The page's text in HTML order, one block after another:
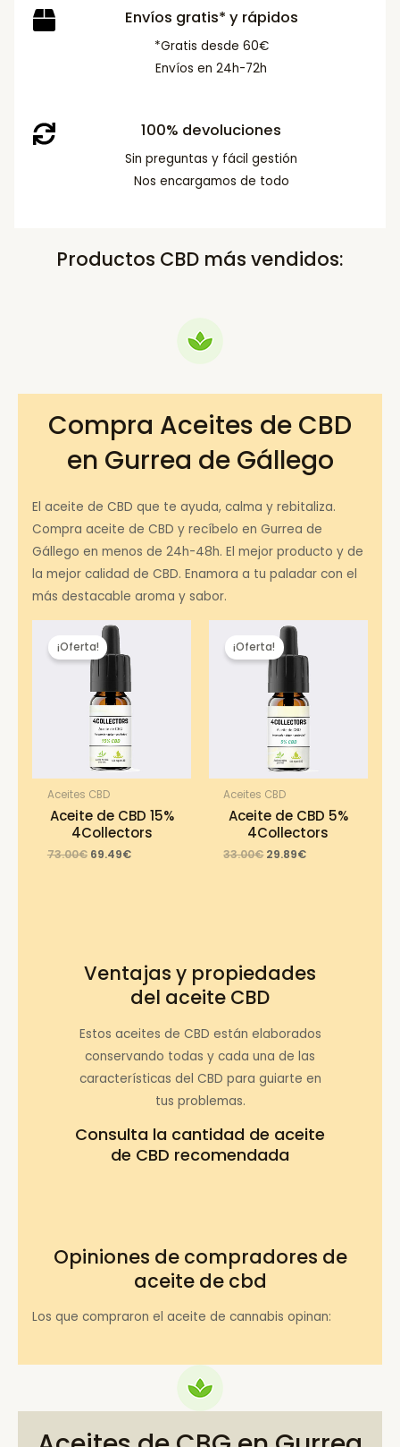
Envíos gratis* y rápidos
*Gratis desde 60€
Envíos en 24h-72h
100% devoluciones
Sin preguntas y fácil gestión
Nos encargamos de todo
Productos CBD más vendidos:
Compra Aceites de CBD
en Gurrea de Gállego
El aceite de CBD que te ayuda, calma y rebitaliza.
Compra aceite de CBD y recíbelo en Gurrea de
Gállego en menos de 24h-48h. El mejor producto y de
la mejor calidad de CBD. Enamora a tu paladar con el
más destacable aroma y sabor.
¡Oferta!
Aceites CBD
Aceite de CBD 15%
4Collectors
73.00€ Original
69.49€Current
¡Oferta!
Aceites CBD
Aceite de CBD 5%
4Collectors
33.00€ Original
29.89€Current
Ventajas y propiedades
del aceite CBD
Estos aceites de CBD están elaborados
conservando todas y cada una de las
características del CBD para guiarte en
tus problemas.
Consulta la cantidad de aceite
de CBD recomendada
Opiniones de compradores de
aceite de cbd
Los que compraron el aceite de cannabis opinan: